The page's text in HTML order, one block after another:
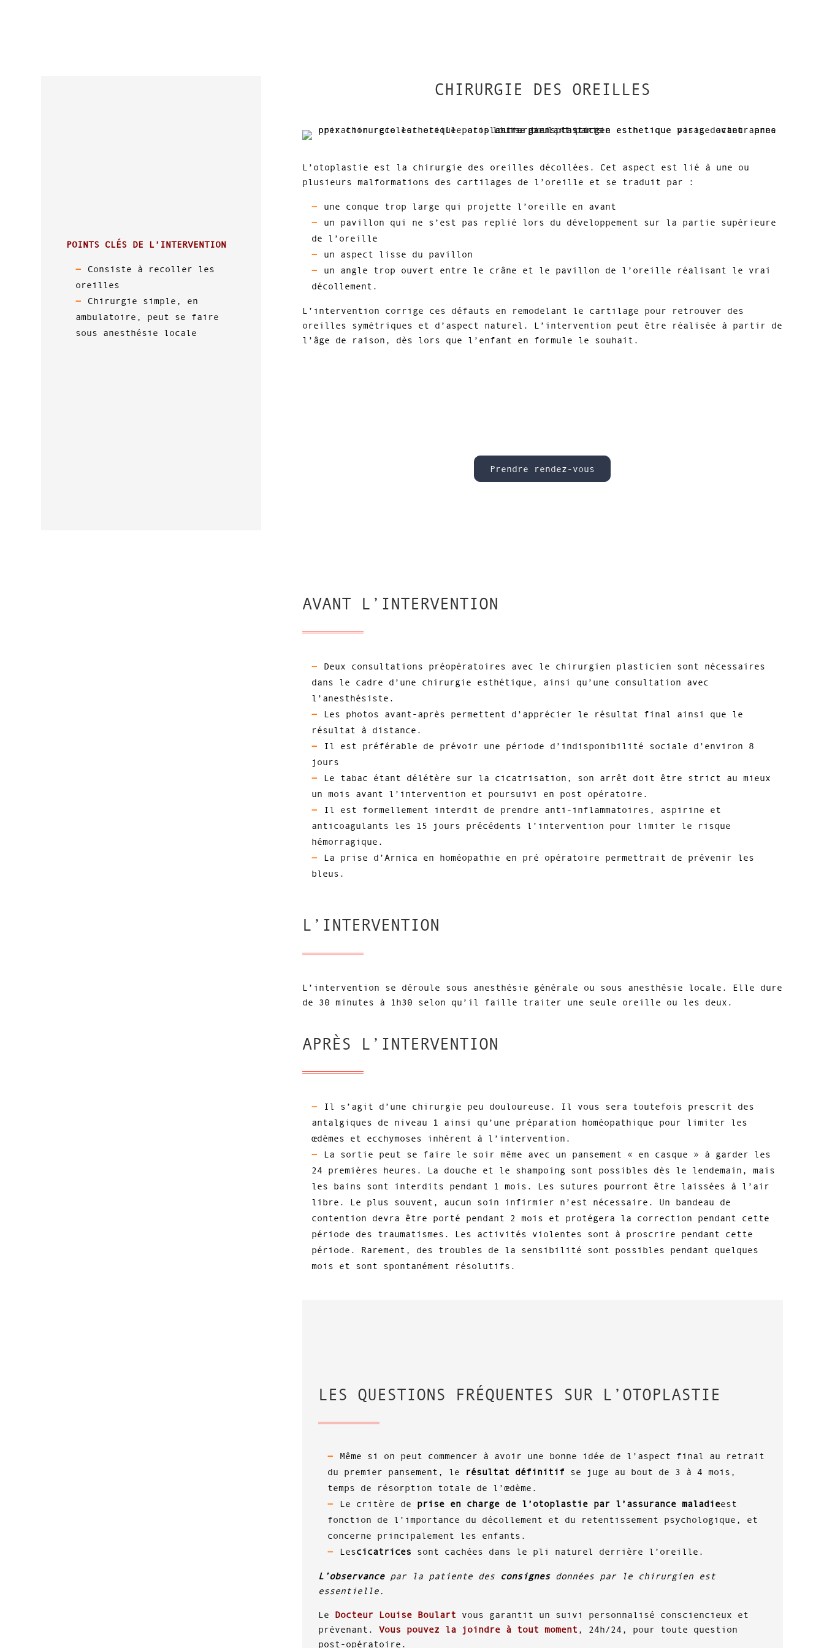
POINTS CLÉS DE L’INTERVENTION
Consiste à recoller les
oreilles
Chirurgie simple, en
ambulatoire, peut se faire
sous anesthésie locale
CHIRURGIE DES OREILLES
L’otoplastie est la chirurgie des oreilles décollées. Cet aspect est lié à une ou
plusieurs malformations des cartilages de l’oreille et se traduit par :
une conque trop large qui projette l’oreille en avant
un pavillon qui ne s’est pas replié lors du développement sur la partie supérieure
de l’oreille
un aspect lisse du pavillon
un angle trop ouvert entre le crâne et le pavillon de l’oreille réalisant le vrai
décollement.
L’intervention corrige ces défauts en remodelant le cartilage pour retrouver des
oreilles symétriques et d’aspect naturel. L’intervention peut être réalisée à partir de
l’âge de raison, dès lors que l’enfant en formule le souhait.
Prendre rendez-vous
AVANT L’INTERVENTION
Deux consultations préopératoires avec le chirurgien plasticien sont nécessaires
dans le cadre d’une chirurgie esthétique, ainsi qu’une consultation avec
l’anesthésiste.
Les photos avant-après permettent d’apprécier le résultat final ainsi que le
résultat à distance.
Il est préférable de prévoir une période d’indisponibilité sociale d’environ 8
jours
Le tabac étant délétère sur la cicatrisation, son arrêt doit être strict au mieux
un mois avant l’intervention et poursuivi en post opératoire.
Il est formellement interdit de prendre anti-inflammatoires, aspirine et
anticoagulants les 15 jours précédents l’intervention pour limiter le risque
hémorragique.
La prise d’Arnica en homéopathie en pré opératoire permettrait de prévenir les
bleus.
L’INTERVENTION
L’intervention se déroule sous anesthésie générale ou sous anesthésie locale. Elle dure
de 30 minutes à 1h30 selon qu’il faille traiter une seule oreille ou les deux.
APRÈS L’INTERVENTION
Il s’agit d’une chirurgie peu douloureuse. Il vous sera toutefois prescrit des
antalgiques de niveau 1 ainsi qu’une préparation homéopathique pour limiter les
œdèmes et ecchymoses inhérent à l’intervention.
La sortie peut se faire le soir même avec un pansement « en casque » à garder les
24 premières heures. La douche et le shampoing sont possibles dès le lendemain, mais
les bains sont interdits pendant 1 mois. Les sutures pourront être laissées à l’air
libre. Le plus souvent, aucun soin infirmier n’est nécessaire. Un bandeau de
contention devra être porté pendant 2 mois et protégera la correction pendant cette
période des traumatismes. Les activités violentes sont à proscrire pendant cette
période. Rarement, des troubles de la sensibilité sont possibles pendant quelques
mois et sont spontanément résolutifs.
LES QUESTIONS FRÉQUENTES SUR L’OTOPLASTIE
Même si on peut commencer à avoir une bonne idée de l’aspect final au retrait
du premier pansement, le résultat définitif se juge au bout de 3 à 4 mois,
temps de résorption totale de l’œdème.
Le critère de prise en charge de l’otoplastie par l’assurance maladieest
fonction de l’importance du décollement et du retentissement psychologique, et
concerne principalement les enfants.
Lescicatrices sont cachées dans le pli naturel derrière l’oreille.
L’observancepar la patiente des consignesdonnées par le chirurgien est
essentielle.
Le Docteur Louise Boulart vous garantit un suivi personnalisé consciencieux et
prévenant.Vous pouvez la joindre à tout moment , 24h/24, pour toute question
post-opératoire.